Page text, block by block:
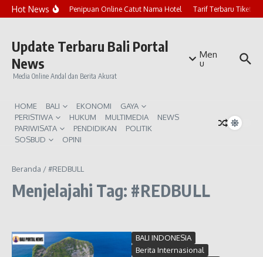
Lewati ke konten
Hot NewsMarak Penipuan Online Catut Nama Hotel Tarif Terbaru Tiket
Update Terbaru Bali Portal
News
Media Online Andal dan Berita Akurat
Men
u
HOME BALI EKONOMI
GAYA
PERISTIWA
HUKUM MULTIMEDIA
NEWS
PARIWISATA
PENDIDIKAN
POLITIK
SOSBUD
OPINI
Beranda /#REDBULL
Menjelajahi Tag: #REDBULL
BALI INDONESIA
Berita Internasional